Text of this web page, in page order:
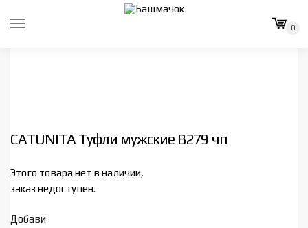
0
CATUNITA Туфли мужские В279 чп
Этого товара нет в наличии,
заказ недоступен.
Добави